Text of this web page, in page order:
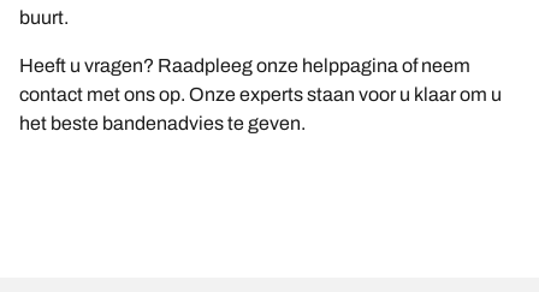
buurt.
Heeft u vragen? Raadpleeg onze helppagina of neem
contact met ons op. Onze experts staan voor u klaar om u
het beste bandenadvies te geven.